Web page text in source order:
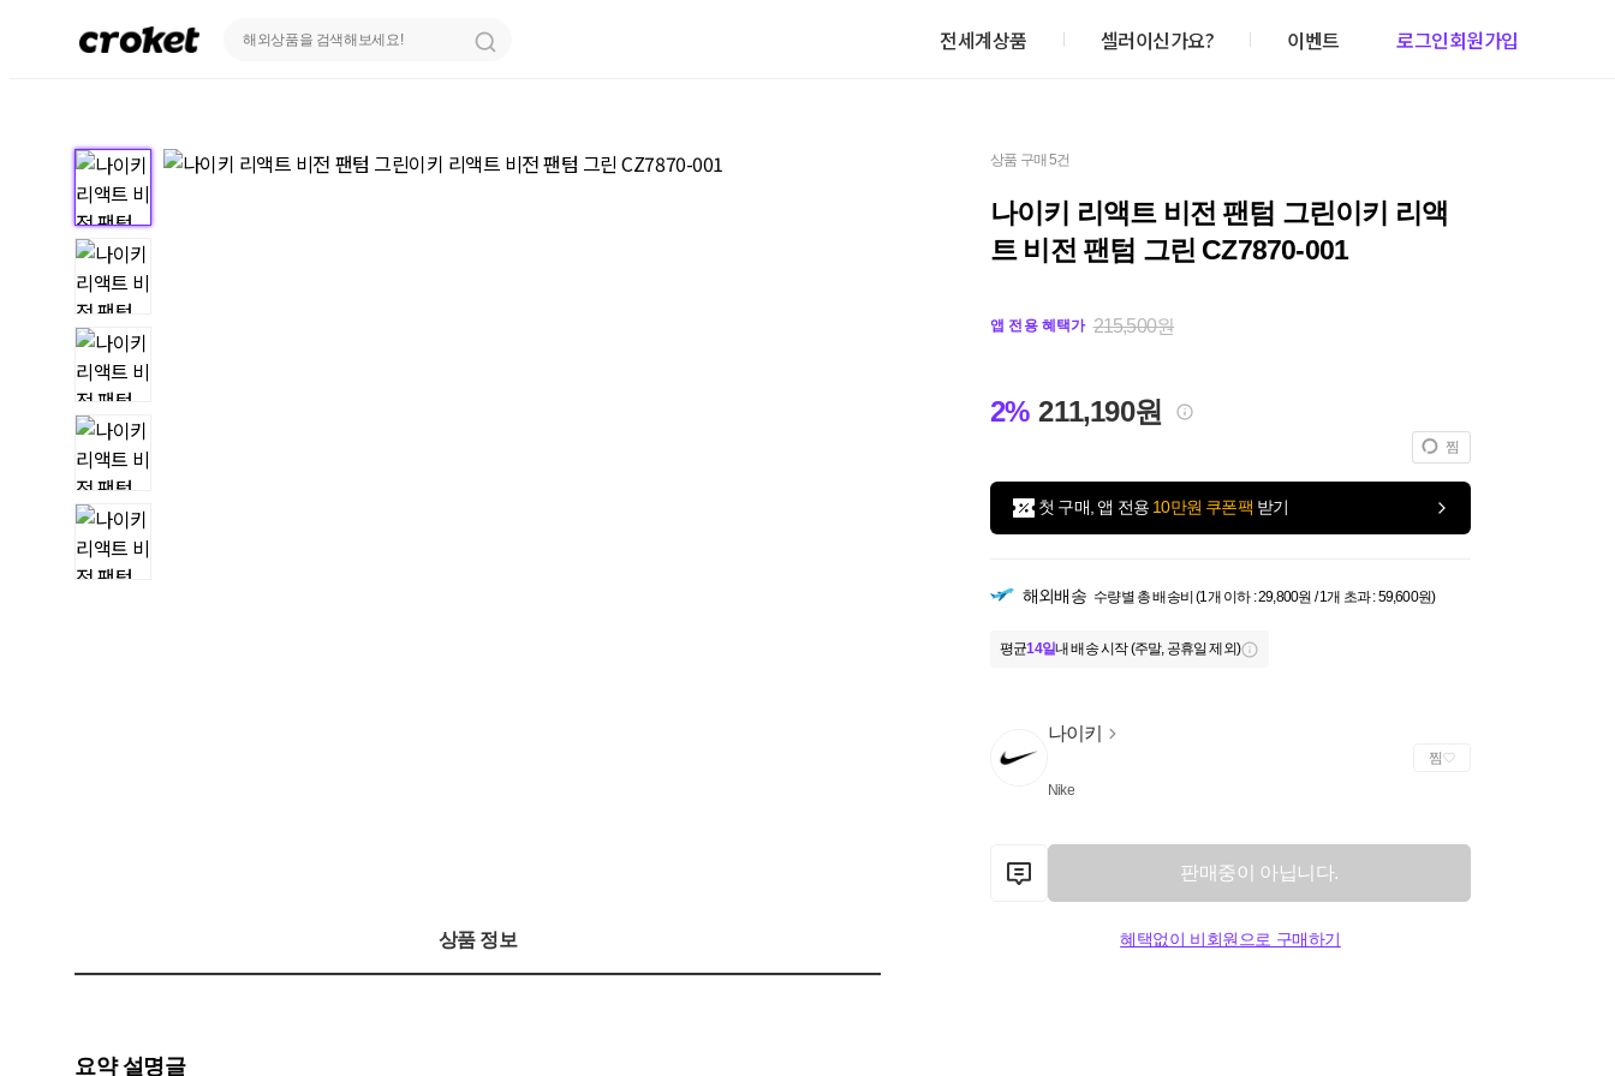
전세계상품 셀러이신가요? 이벤트 로그인회원가입
상품 구매 5건
나이키 리액트 비전 팬텀 그린이키 리액
트 비전 팬텀 그린 CZ7870-001
앱 전용 혜택가 215,500원
2% 211,190원
찜
첫 구매, 앱 전용 10만원 쿠폰팩 받기
해외배송 수량별 총 배송비 (1개 이하 : 29,800원 / 1개 초과 : 59,600원)
평균14일내 배송 시작 (주말, 공휴일 제외)
나이키
Nike
찜
판매중이 아닙니다.
혜택없이 비회원으로 구매하기
상품 정보
요약 설명글